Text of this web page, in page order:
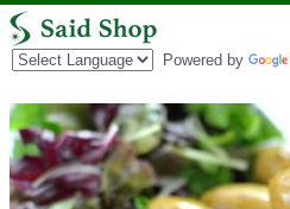
Powered by